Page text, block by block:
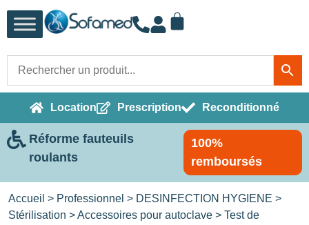
Location Prescription Reconditionné
Réforme fauteuils
roulants
100%
remboursés
Accueil > Professionnel > DESINFECTION HYGIENE >
Stérilisation >Accessoires pour autoclave > Test de